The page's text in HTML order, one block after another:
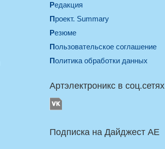
Редакция
Проект. Summary
Резюме
Пользовательское соглашение
Политика обработки данных
Артэлектроникс в соц.сетях
Подписка на Дайджест AE